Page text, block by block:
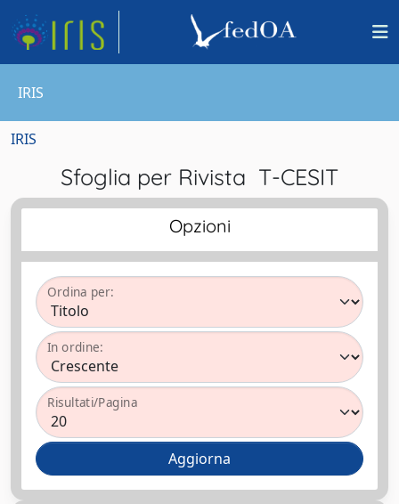
IRIS
IRIS
Sfoglia per Rivista T-CESIT
Opzioni
Ordina per:
In ordine:
Risultati/Pagina